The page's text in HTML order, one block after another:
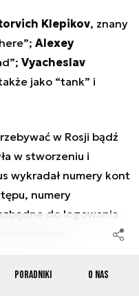
Poradniki O nas
Klepikov, znany
Alexey
Vyacheslav
jako “tank” i
w Rosji bądź
w stworzeniu i
wykradał numery kont
numery
do logowania
cyber/jabberzeus-